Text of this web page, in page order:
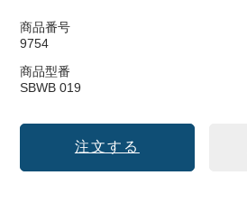
商品番号
9754
商品型番
SBWB 019
注文する